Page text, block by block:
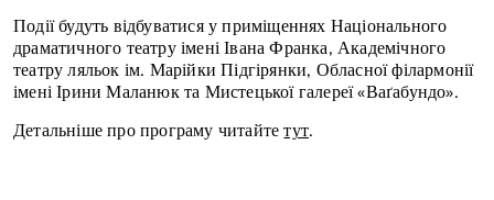
Події будуть відбуватися у приміщеннях Національного
драматичного театру імені Івана Франка, Академічного
театру ляльок ім. Марійки Підгірянки, Обласної філармонії
імені Ірини Маланюк та Мистецької галереї «Ваґабундо».
Детальніше про програму читайтетут.